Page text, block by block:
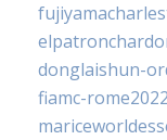
donglaishun-
fiamc-